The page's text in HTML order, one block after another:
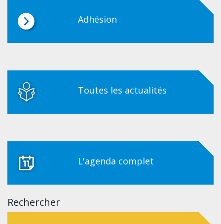
Adhésion
Toutes les actualités
L'agenda complet
Rechercher